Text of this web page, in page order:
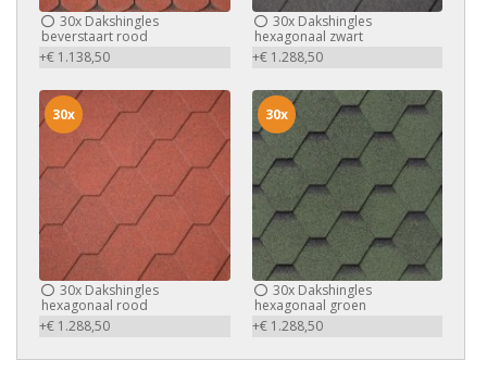
30x Dakshingles
beverstaart rood
+€ 1.138,50
30xDakshingles
hexagonaal zwart
+€ 1.288,50
30x Dakshingles
hexagonaal rood
+€ 1.288,50
30x
30xDakshingles
hexagonaal groen
+€ 1.288,50
30x